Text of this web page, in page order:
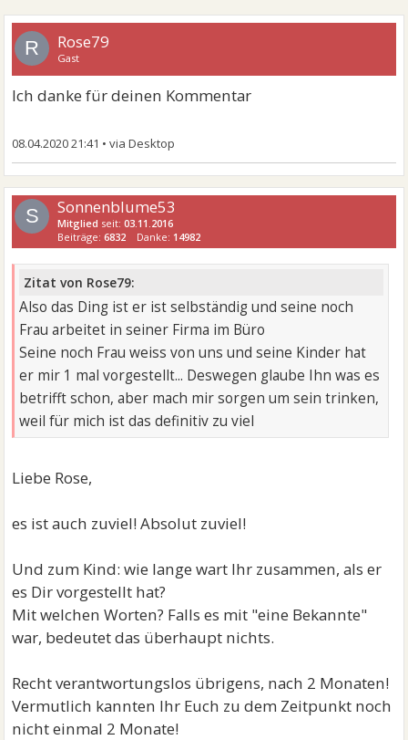
R Rose79
Gast
Ich danke für deinen Kommentar
08.04.2020 21:41 •
S Sonnenblume53
Mitglied seit:03.11.2016
Beiträge:6832 Danke: 14982
Zitat von Rose79:
Also das Ding ist er ist selbständig und seine noch
Frau arbeitet in seiner Firma im Büro
Seine noch Frau weiss von uns und seine Kinder hat
er mir 1 mal vorgestellt... Deswegen glaube Ihn was es
betrifft schon, aber mach mir sorgen um sein trinken,
weil für mich ist das definitiv zu viel
Liebe Rose,
es ist auch zuviel! Absolut zuviel!
Und zum Kind: wie lange wart Ihr zusammen, als er
es Dir vorgestellt hat?
Mit welchen Worten? Falls es mit "eine Bekannte"
war, bedeutet das überhaupt nichts.
Recht verantwortungslos übrigens, nach 2 Monaten!
Vermutlich kannten Ihr Euch zu dem Zeitpunkt noch
nicht einmal 2 Monate!